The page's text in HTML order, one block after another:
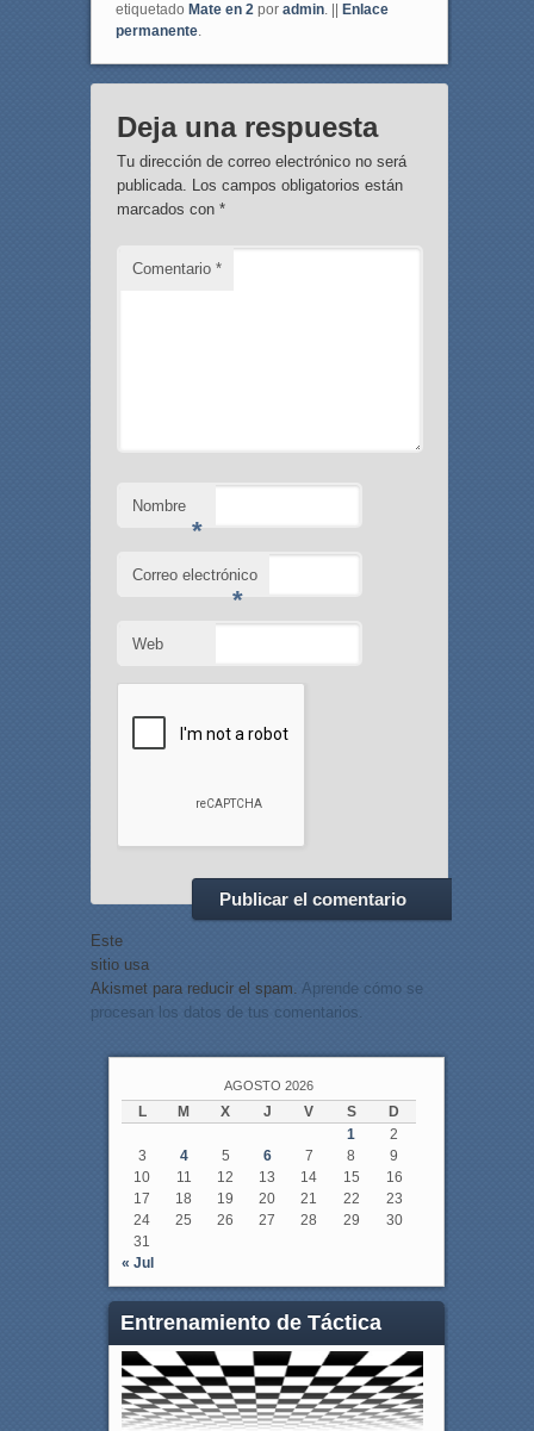
etiquetado Mate en 2por admin. ||
Enlace
permanente.
Deja una respuesta
Tu dirección de correo electrónico no será
publicada. Los campos obligatorios están
marcados con *
Comentario *
Nombre
*
Correo electrónico
*
Web
Este
sitio usa
Akismet para reducir el spam. Aprende cómo se
procesan los datos de tus comentarios.
AGOSTO 2026
L M X J V S
D
1
2
3
4 5 6 7 8
9
10
11 12 13 14 15
16
17
18 19 20 21 22
23
24
25 26 27 28 29
30
31
« Jul
Entrenamiento de Táctica